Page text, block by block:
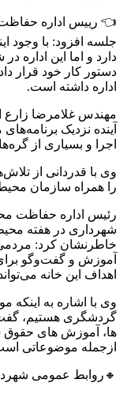
👈 رییس اداره
جلسه افزود: با وجود
دارد و اما این اداره
دستور کار خود قرار
اداره داشته است.
مهندس غلامرضا زارع
آینده نزدیک
اجرا و بسیاری از
وی با قدردانی از
را همراه سازمان
رئیس اداره حفاظت
شهرداری در هفته
خاطرنشان کرد:
آموزش و گفت‌وگو
اهداف این خانه
وی با اشاره به
گردشگری هستیم،
ها، آموزش های حقوق
ازجمله موضوعاتی
🔸روابط عمومی